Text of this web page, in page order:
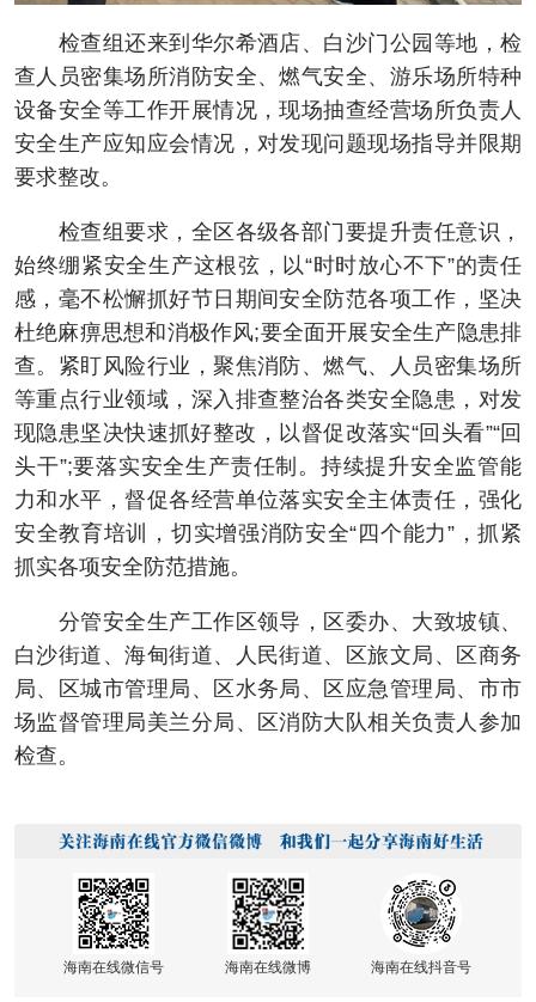
检查组还来到华尔希酒店、白沙门公园等地，检
查人员密集场所消防安全、燃气安全、游乐场所特种
设备安全等工作开展情况，现场抽查经营场所负责人
安全生产应知应会情况，对发现问题现场指导并限期
要求整改。
检查组要求，全区各级各部门要提升责任意识，
始终绷紧安全生产这根弦，以“时时放心不下”的责任
感，毫不松懈抓好节日期间安全防范各项工作，坚决
杜绝麻痹思想和消极作风;要全面开展安全生产隐患排
查。紧盯风险行业，聚焦消防、燃气、人员密集场所
等重点行业领域，深入排查整治各类安全隐患，对发
现隐患坚决快速抓好整改，以督促改落实“回头看”“回
头干”;要落实安全生产责任制。持续提升安全监管能
力和水平，督促各经营单位落实安全主体责任，强化
安全教育培训，切实增强消防安全“四个能力”，抓紧
抓实各项安全防范措施。
分管安全生产工作区领导，区委办、大致坡镇、
白沙街道、海甸街道、人民街道、区旅文局、区商务
局、区城市管理局、区水务局、区应急管理局、市市
场监督管理局美兰分局、区消防大队相关负责人参加
检查。
海南在线微信号 海南在线微博 海南在线抖音号